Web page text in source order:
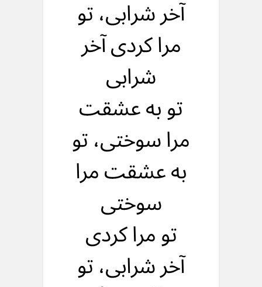
آخر شرابی، تو
مرا کردی آخر
شرابی
تو به عشقت
مرا سوختی، تو
به عشقت مرا
سوختی
تو مرا کردی
آخر شرابی، تو